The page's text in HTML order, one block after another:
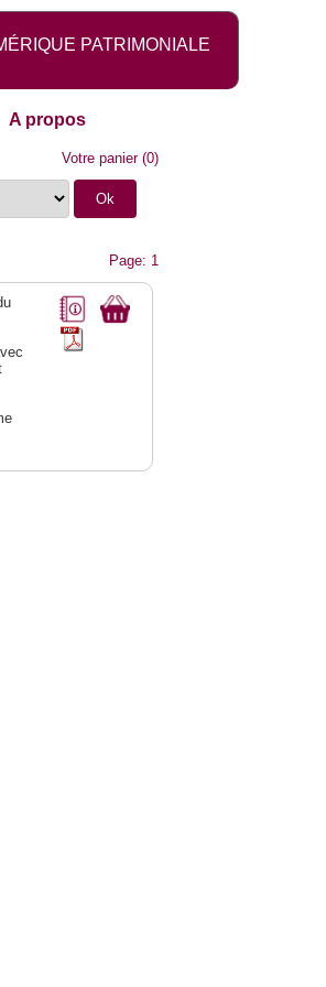
PATRIMONIALE
A propos
Votre panier(0)
Page: 1